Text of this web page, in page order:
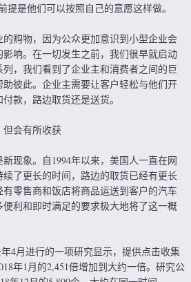
提是他们可以按照自己的意愿这样做。
购物，因为公众更加意识到小型企业会
响。在一切发生之前，我们很早就启动
列，我们看到了企业主和消费者之间的巨
彼此。企业主需要让客户轻松与他们开
款，路边取货还是送货。
但会有所收获
现象。自1994年以来，美国人一直在网
续了更长的时间，路边的取货已经有更长
零售商和饭店将商品运送到客户的汽车
便利和即时满足的要求极大地将了这一概
年4月进行的一项研究显示，提供点击收集
年1月的2,451倍增加到大约一倍。研究公